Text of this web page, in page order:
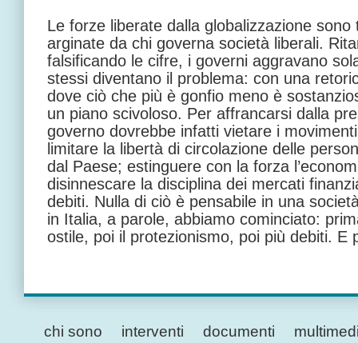
Le forze liberate dalla globalizzazione
arginate da chi governa società liberali.
falsificando le cifre, i governi aggravano
stessi diventano il problema: con una
dove ciò che più è gonfio meno è
un piano scivoloso. Per affrancarsi dalla
governo dovrebbe infatti vietare i
limitare la libertà di circolazione delle
dal Paese; estinguere con la forza
disinnescare la disciplina dei mercati
debiti. Nulla di ciò è pensabile in una
in Italia, a parole, abbiamo cominciato:
ostile, poi il protezionismo, poi più debiti. E
chi sono interventi documenti